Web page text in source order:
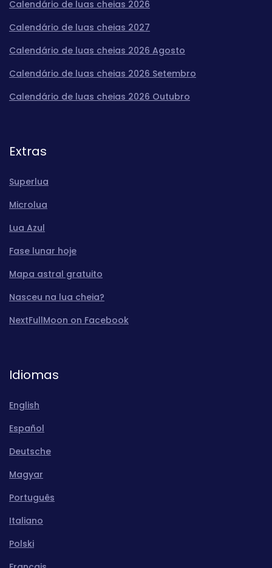
Calendário de luas cheias 2026
Calendário de luas cheias 2027
Calendário de luas cheias 2026 Agosto
Calendário de luas cheias 2026 Setembro
Calendário de luas cheias 2026 Outubro
Extras
Superlua
Microlua
Lua Azul
Fase lunar hoje
Mapa astral gratuito
Nasceu na lua cheia?
NextFullMoon on Facebook
Idiomas
English
Español
Deutsche
Magyar
Português
Italiano
Polski